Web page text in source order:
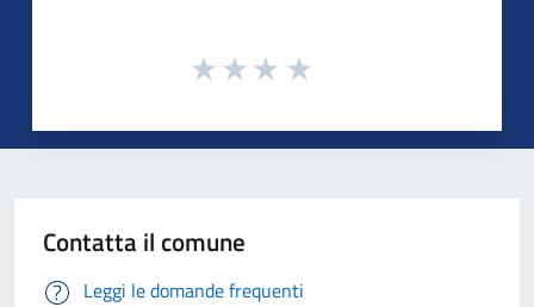
Contatta il comune
Leggi le domande frequenti